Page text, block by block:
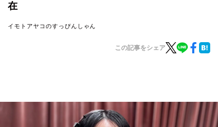
イベント・グッズ
在
イモトアヤコのすっぴんしゃん
この記事をシェア